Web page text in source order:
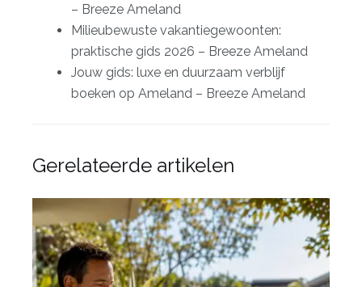
– Breeze Ameland
Milieubewuste vakantiegewoonten:
praktische gids 2026 – Breeze Ameland
Jouw gids: luxe en duurzaam verblijf
boeken op Ameland – Breeze Ameland
Gerelateerde artikelen